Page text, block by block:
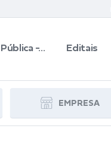
-... Editais
EMPRESA